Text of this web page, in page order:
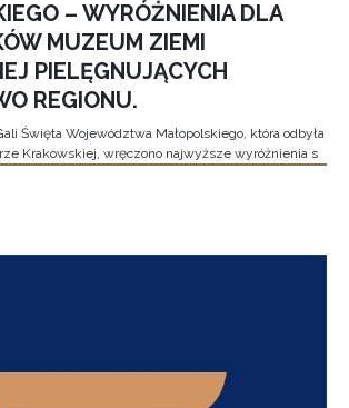
– WYRÓŻNIENIA DLA
MUZEUM ZIEMI
PIELĘGNUJĄCYCH
REGIONU.
Święta Województwa Małopolskiego, która odbyła
Krakowskiej, wręczono najwyższe wyróżnienia s